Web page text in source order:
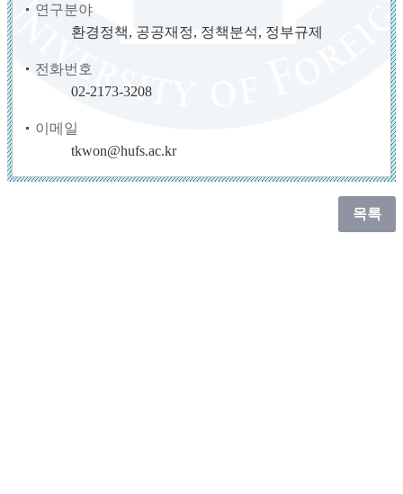
연구분야
환경정책, 공공재정, 정책분석, 정부규제
전화번호
02-2173-3208
이메일
tkwon@hufs.ac.kr